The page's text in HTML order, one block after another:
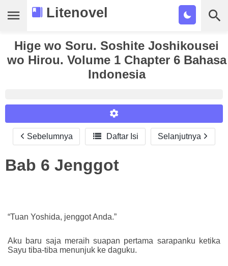
Litenovel
Daftar Novel
Tamat
Bookmark
Hige wo Soru. Soshite Joshikousei
wo Hirou. Volume 1 Chapter 6 Bahasa
Indonesia
Reader Settings
Font :
Arial
Sebelumnya  Daftar Isi Selanjutnya
Bab 6 Jenggot
“Tuan Yoshida, jenggot Anda.”
Aku baru saja meraih suapan pertama sarapanku ketika
Sayu tiba-tiba menunjuk ke daguku.